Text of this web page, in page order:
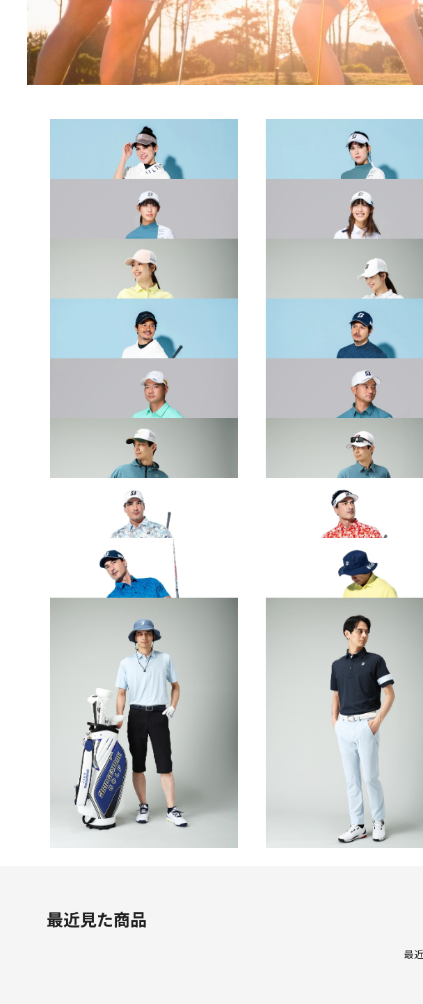
その
2026 SPRING & SUMMER WEAR
2026 SPRING & SUMMER WEAR
2026 SPRING & SUMMER WEAR
2026 SPRING & SUMMER WEAR
2026 SPRING & SUMMER WEAR
2026 SPRING & SUMMER WEAR
2026 SPRING & SUMMER WEAR
2026 SPRING & SUMMER WEAR
2026 SPRING & SUMMER WEAR
2026 SPRING & SUMMER WEAR
2026 SPRING & SUMMER WEAR
COLLECTION
2026 SPRING & SUMMER WEAR
2026 SPRING & SUMMER WEAR
2026 SPRING & SUMMER WEAR
2026 SPRING & SUMMER WEAR
COLLECTION
2026 SPRING & SUMMER WEAR
COLLECTION
2026 SPRING & SUMMER WEAR
COLLECTION
2026 SPRING & SUMMER WEAR
最近見た商品
最